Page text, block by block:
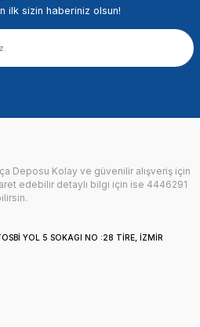
ilk sizin haberiniz olsun!
Deposu Kolay ve güvenilir alışveriş için
edebilir detaylı bilgi için ise 4446291
YOL 5 SOKAGI NO :28 TİRE, İZMİR